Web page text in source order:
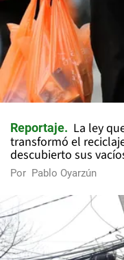
Reportaje
La ley
transformó el
descubierto sus
Por Pablo Oyarzún